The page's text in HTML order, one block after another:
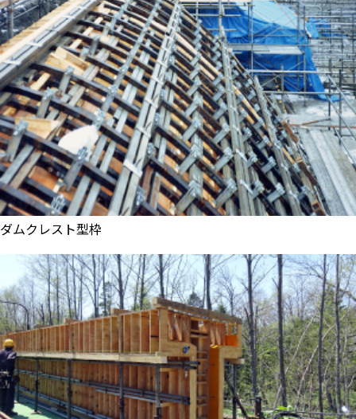
ダムクレスト型枠